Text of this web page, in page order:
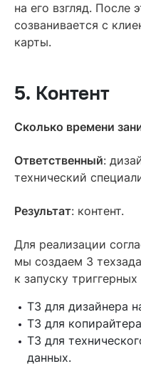
на его взгляд. После
созванивается с
карты.
5. Контент
Сколько времени
Ответственный:
технический
Результат: контент.
Для реализации
мы создаем 3
к запуску
ТЗ для дизайнера
ТЗ для
ТЗ для
данных.